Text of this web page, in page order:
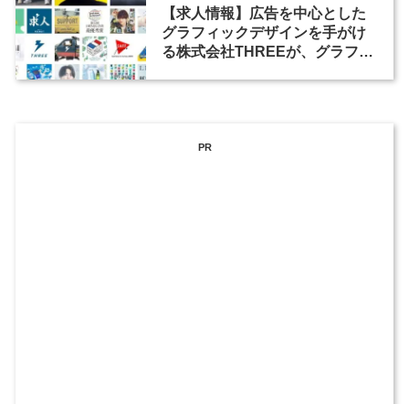
【求人情報】広告を中心とした
グラフィックデザインを手がけ
る株式会社THREEが、グラフィ
PR